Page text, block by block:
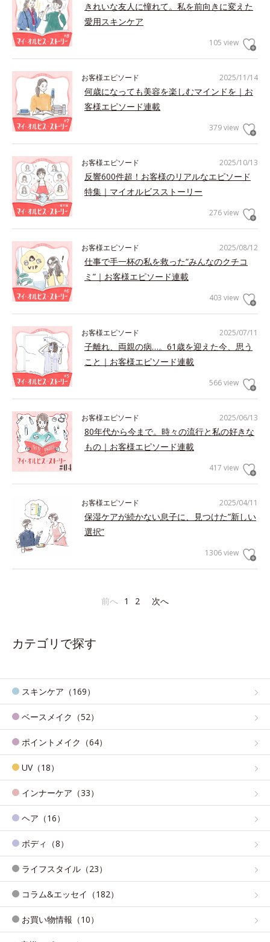
きれいな友人に憧れて。私を前向きに変えた
愛用スキンケア
105 view
2025/11/14
お客様エピソード
何歳になっても美容を楽しむマインドを｜お
客様エピソード連載
379 view
2025/10/13
お客様エピソード
反響600件超！お客様のリアルなエピソード
特集｜マイオルビスストーリー
276 view
2025/08/12
お客様エピソード
仕事で手一杯の私を救った“みんなのクチコ
ミ”｜お客様エピソード連載
403 view
2025/07/11
お客様エピソード
子離れ、両親の病…。61歳を迎えた今、思う
こと｜お客様エピソード連載
566 view
2025/06/13
お客様エピソード
80年代から今まで。時々の流行と私の好きな
もの｜お客様エピソード連載
417 view
2025/04/11
お客様エピソード
保湿ケアが続かない息子に、見つけた”新しい
選択”
1306 view
前へ 1 2 次へ
カテゴリで探す
スキンケア（169）
ベースメイク（52）
ポイントメイク（64）
UV（18）
インナーケア（33）
ヘア（16）
ボディ（8）
ライフスタイル（23）
コラム&エッセイ（182）
お買い物情報（10）